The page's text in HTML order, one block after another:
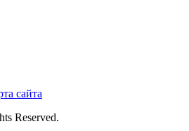
сайта
Reserved.